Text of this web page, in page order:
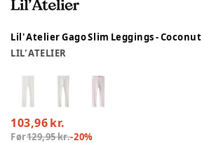
Lil' Atelier Gago Slim Leggings - Coconut
LIL' ATELIER
103,96 kr.
Før129,95 kr.-20%